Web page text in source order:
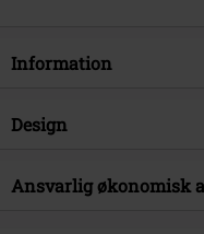
Information
Artikelnr.
Musikgenre
Design
Produkttype
Ansvarlig økonomisk